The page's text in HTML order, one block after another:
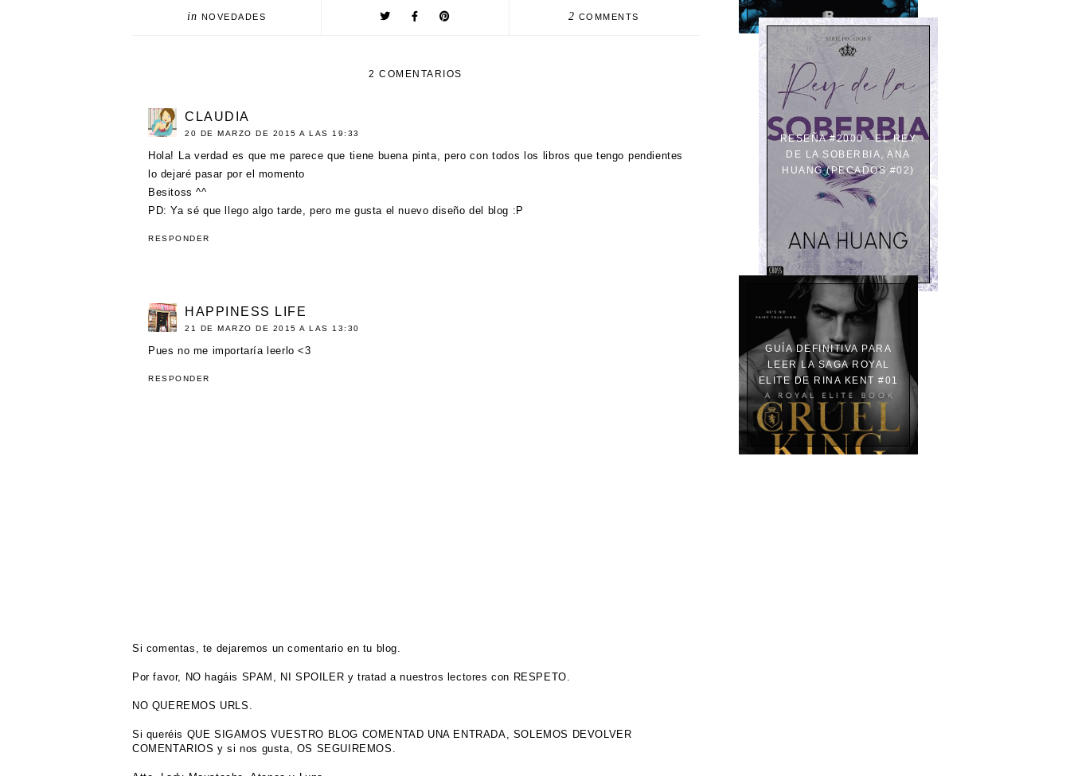
in NOVEDADES 2 COMMENTS
2 COMENTARIOS
CLAUDIA
20 DE MARZO DE 2015 A LAS 19:33
Hola! La verdad es que me parece que tiene buena pinta, pero con todos los libros que tengo pendientes
lo dejaré pasar por el momento
Besitoss ^^
PD: Ya sé que llego algo tarde, pero me gusta el nuevo diseño del blog :P
RESPONDER
HAPPINESS LIFE
21 DE MARZO DE 2015 A LAS 13:30
Pues no me importaría leerlo <3
RESPONDER
Si comentas, te dejaremos un comentario en tu blog.
Por favor, NO hagáis SPAM, NI SPOILER y tratad a nuestros lectores con RESPETO.
NO QUEREMOS URLS.
Si queréis QUE SIGAMOS VUESTRO BLOG COMENTAD UNA ENTRADA, SOLEMOS DEVOLVER
COMENTARIOS y si nos gusta, OS SEGUIREMOS.
RESEÑA #2000 - EL REY
DE LA SOBERBIA, ANA
HUANG (PECADOS #02)
GUÍA DEFINITIVA PARA
LEER LA SAGA ROYAL
ELITE DE RINA KENT #01